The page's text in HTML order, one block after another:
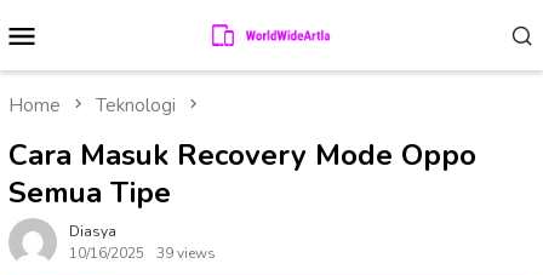
to
contentMenu
Home Teknologi
Cara Masuk Recovery Mode Oppo
Semua Tipe
Diasya
10/16/2025
39 views